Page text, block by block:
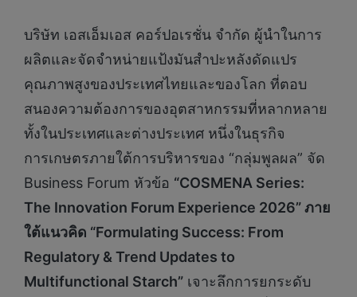
บริษัท เอสเอ็มเอส คอร์ปอเรชั่น จำกัด ผู้นำในการ
ผลิตและจัดจำหน่ายแป้งมันสำปะหลังดัดแปร
คุณภาพสูงของประเทศไทยและของโลก ที่ตอบ
สนองความต้องการของอุตสาหกรรมที่หลากหลาย
ทั้งในประเทศและต่างประเทศ หนึ่งในธุรกิจ
การเกษตรภายใต้การบริหารของ “กลุ่มพูลผล” จัด
Business Forum หัวข้อ “COSMENA Series:
The Innovation Forum Experience 2026”ภาย
ใต้แนวคิด “Formulating Success: From
Regulatory & Trend Updates to
Multifunctional Starch” เจาะลึกการยกระดับ